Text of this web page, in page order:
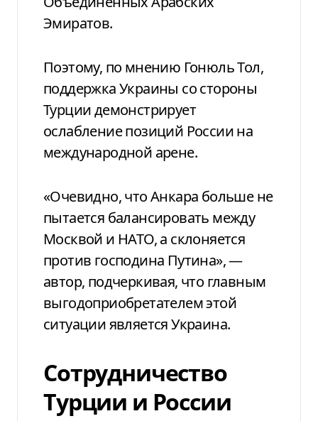
Эмиратов.
Поэтому, по мнению Гонюль Тол,
поддержка Украины со стороны
Турции демонстрирует
ослабление позиций России на
международной арене.
«Очевидно, что Анкара больше не
пытается балансировать между
Москвой и НАТО, а склоняется
против господина Путина», —
автор, подчеркивая, что главным
выгодоприобретателем этой
ситуации является Украина.
Сотрудничество
Турции и России